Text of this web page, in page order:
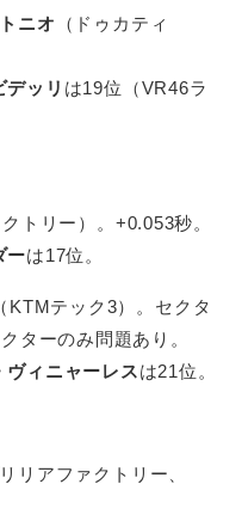
ニオ
（ドゥカティ
デッリ は19位（VR46ラ
クトリー）。+0.053秒。
ーは17位。
（KTMテック3）。セクタ
ターのみ問題あり。
ヴィニャーレスは21位。
リリアファクトリー、